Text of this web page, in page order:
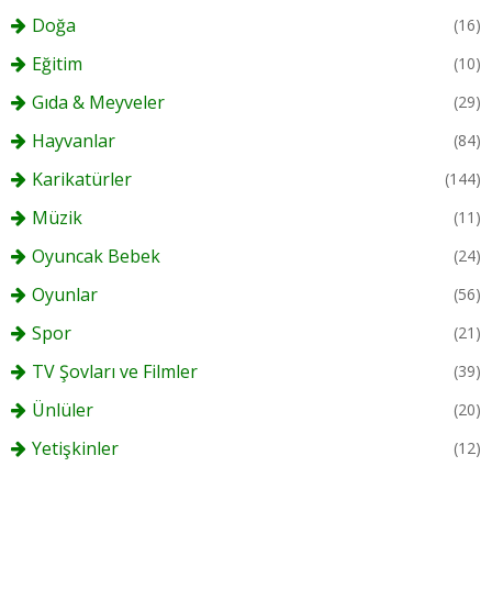
Doğa (16)
Eğitim (10)
Gıda & Meyveler (29)
Hayvanlar (84)
Karikatürler (144)
Müzik (11)
Oyuncak Bebek (24)
Oyunlar (56)
Spor (21)
TV Şovları ve Filmler (39)
Ünlüler (20)
Yetişkinler (12)